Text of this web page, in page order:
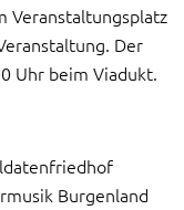
Veranstaltungsplatz
Der
Uhr beim Viadukt.
Burgenland